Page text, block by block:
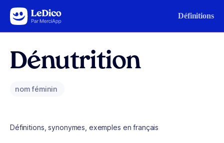
Aller au contenu Définitions
Dénutrition
nom féminin
Définitions, synonymes, exemples en français